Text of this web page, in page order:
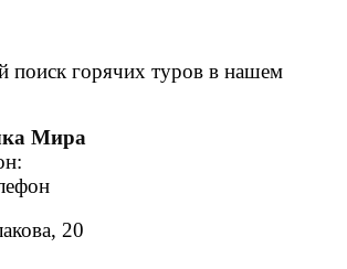
поиск горячих туров в нашем
20